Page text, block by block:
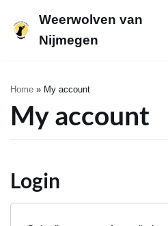
Meteen
inhoud
Weerwolven van
Nijmegen
Home » My account
My account
Login